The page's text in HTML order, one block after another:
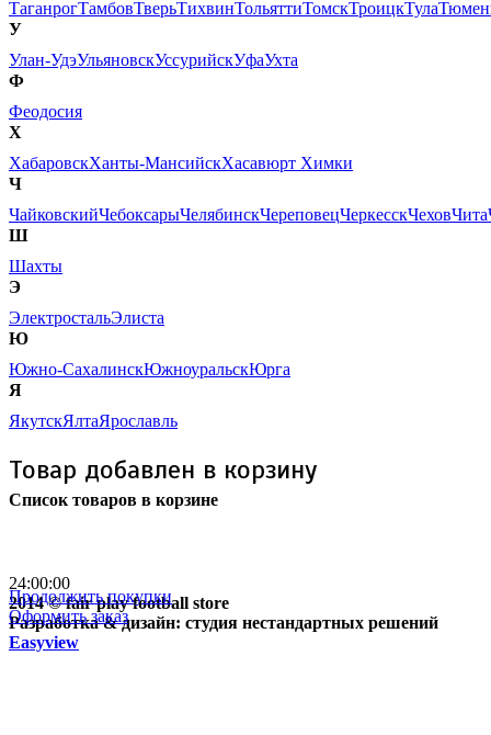
ТаганрогТамбовТверьТихвинТольяттиТомскТроицкТула
У
Улан-УдэУльяновскУссурийскУфаУхта
Ф
Феодосия
Х
ХабаровскХанты-МансийскХасавюрт Химки
Ч
ЧайковскийЧебоксарыЧелябинскЧереповецЧеркесскЧеховЧита
Ш
Шахты
Э
ЭлектростальЭлиста
Ю
Южно-СахалинскЮжноуральскЮрга
Я
ЯкутскЯлтаЯрославль
Товар добавлен в корзину
Список товаров в корзине
Продолжить покупки
Оформить заказ
24:00:00
2014 © fair play football store
Разработка & дизайн: студия нестандартных решений
Easyview